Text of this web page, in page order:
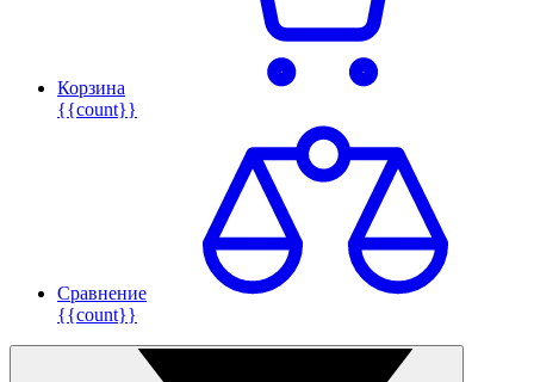
Корзина
{{count}}
Сравнение
{{count}}